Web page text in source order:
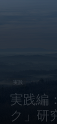
実践
実践編
ク」研